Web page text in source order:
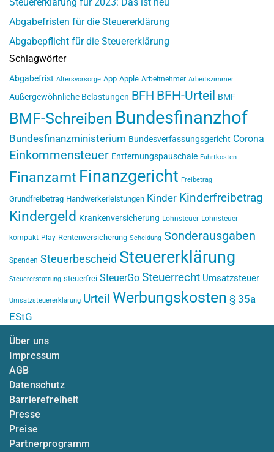
Steuererklärung für 2023: Das ist neu
Abgabefristen für die Steuererklärung
Abgabepflicht für die Steuererklärung
Schlagwörter
Abgabefrist Altersvorsorge App Apple Arbeitnehmer Arbeitszimmer
Außergewöhnliche Belastungen BFH BFH-Urteil BMF
BMF-Schreiben Bundesfinanzhof
Bundesfinanzministerium Bundesverfassungsgericht Corona
Einkommensteuer Entfernungspauschale Fahrtkosten
Finanzamt Finanzgericht Freibetrag
Grundfreibetrag Handwerkerleistungen Kinder Kinderfreibetrag
Kindergeld Krankenversicherung Lohnsteuer Lohnsteuer
kompakt Play Rentenversicherung Scheidung Sonderausgaben
Spenden Steuerbescheid Steuererklärung
Steuererstattung steuerfrei SteuerGo Steuerrecht Umsatzsteuer
Umsatzsteuererklärung Urteil Werbungskosten § 35a
EStG
Über uns
Impressum
AGB
Datenschutz
Barrierefreiheit
Presse
Preise
Partnerprogramm